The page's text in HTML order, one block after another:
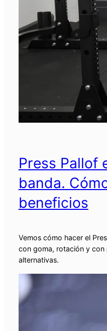
Press Pallof
banda.
beneficios
Vemos cómo hacer el
con goma, rotación y con
alternativas.